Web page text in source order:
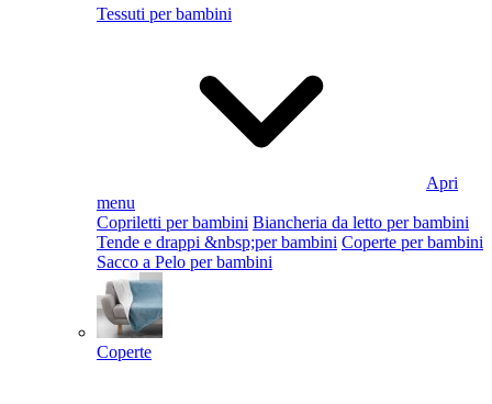
Tessuti per bambini
Apri
menu
Copriletti per bambini Biancheria da letto per bambini
Tende e drappi &nbsp;per bambini Coperte per bambini
Sacco a Pelo per bambini
Coperte